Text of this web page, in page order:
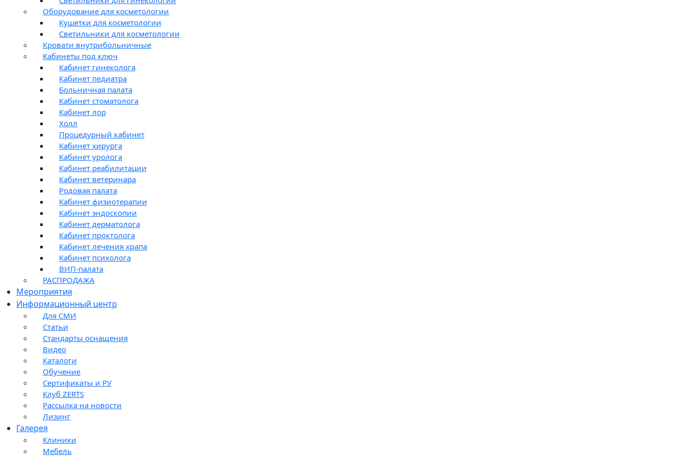
Оборудование для косметологии
Кушетки для косметологии
Светильники для косметологии
Кровати внутрибольничные
Кабинеты под ключ
Кабинет гинеколога
Кабинет педиатра
Больничная палата
Кабинет стоматолога
Кабинет лор
Холл
Процедурный кабинет
Кабинет хирурга
Кабинет уролога
Кабинет реабилитации
Кабинет ветеринара
Родовая палата
Кабинет физиотерапии
Кабинет эндоскопии
Кабинет дерматолога
Кабинет проктолога
Кабинет лечения храпа
Кабинет психолога
ВИП-палата
РАСПРОДАЖА
Мероприятия
Информационный центр
Для СМИ
Статьи
Стандарты оснащения
Видео
Каталоги
Обучение
Сертификаты и РУ
Клуб ZERTS
Рассылка на новости
Лизинг
Галерея
Клиники
Мебель